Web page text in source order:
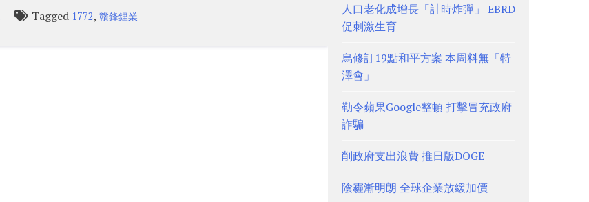
Tagged 1772,贛鋒鋰業
人口老化成增長「計時炸彈」 EBRD
促刺激生育
烏修訂19點和平方案 本周料無「特
澤會」
勒令蘋果Google整頓 打擊冒充政府
詐騙
削政府支出浪費 推日版DOGE
陰霾漸明朗 全球企業放緩加價